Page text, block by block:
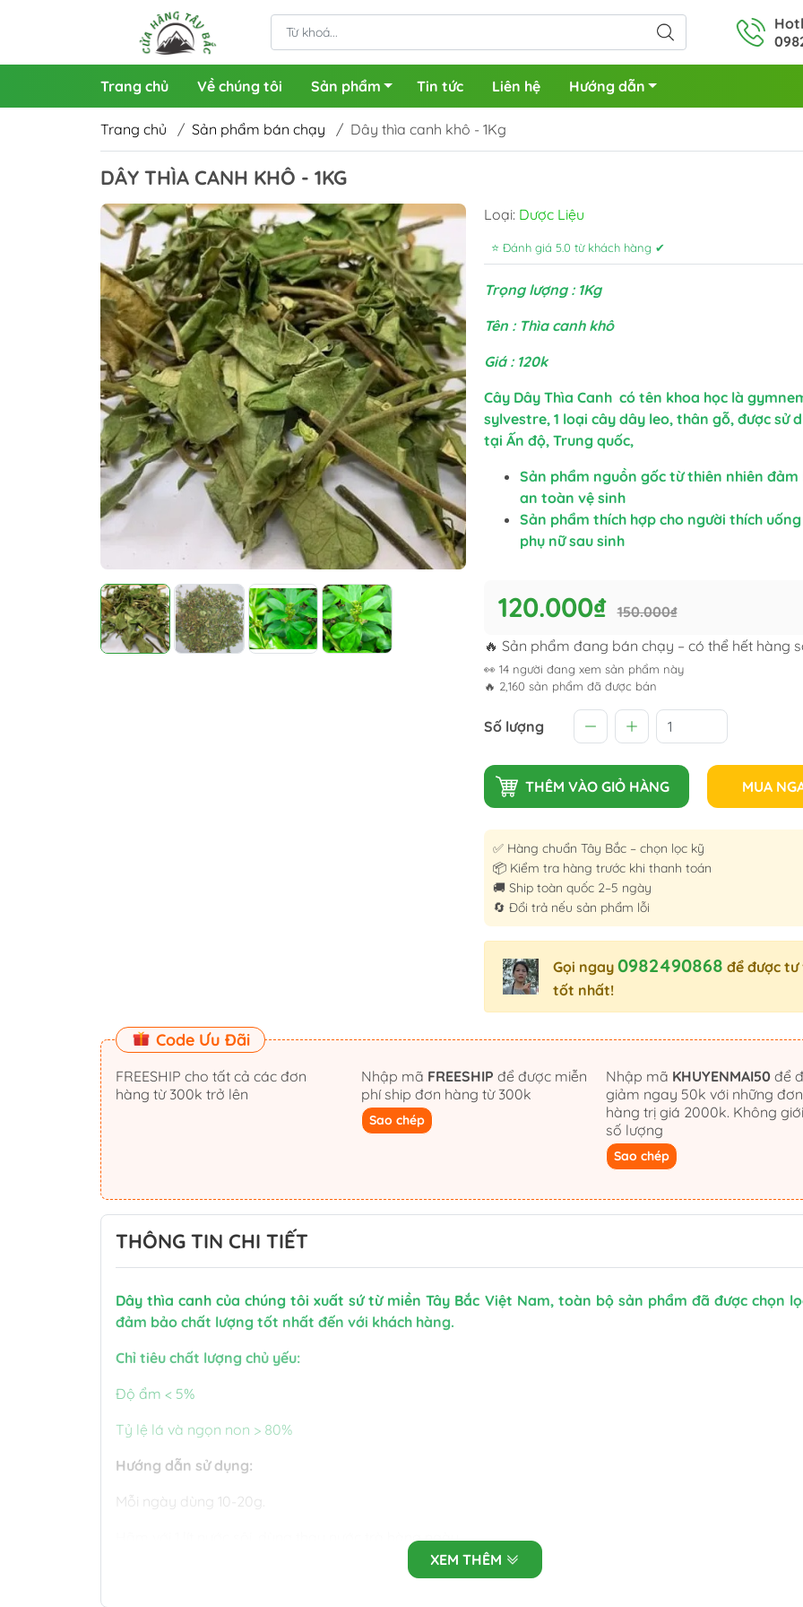
Trang chủ Về chúng tôi Sản phẩm Tin tức Liên hệ Hướng dẫn
Trang chủ / Sản phẩm bán chạy / Dây thìa canh khô - 1Kg
DÂY THÌA CANH KHÔ - 1KG
Loại: Dược Liệu
⭐ Đánh giá 5.0 từ khách hàng ✔
Trọng lượng : 1Kg
Tên : Thìa canh khô
Giá : 120k
Cây Dây Thìa Canh có tên khoa học là
sylvestre, 1 loại cây dây leo, thân gỗ, được sử
tại Ấn độ, Trung quốc,
Sản phẩm nguồn gốc từ thiên nhiên đảm
an toàn vệ sinh
Sản phẩm thích hợp cho người thích
phụ nữ sau sinh
120.000₫ 150.000₫
🔥 Sản phẩm đang bán chạy – có thể hết hàng
👀 14người đang xem sản phẩm này
🔥 2,160 sản phẩm đã được bán
Số lượng
THÊM VÀO GIỎ HÀNG MUA
✅ Hàng chuẩn Tây Bắc – chọn lọc kỹ
📦 Kiểm tra hàng trước khi thanh toán
🚚 Ship toàn quốc 2–5 ngày
🔄 Đổi trả nếu sản phẩm lỗi
Gọi ngay 0982490868 để được tư
tốt nhất!
Code Ưu Đãi
FREESHIP cho tất cả các đơn
hàng từ 300k trở lên
Nhập mã FREESHIP
phí ship đơn hàng từ 300k
Sao chép
Nhập mã KHUYENMAI50 để được
giảm ngay 50k với những đơn
hàng trị giá 2000k. Không
số lượng
Sao chép
THÔNG TIN CHI TIẾT
Dây thìa canh của chúng tôi xuất sứ từ miền Tây Bắc Việt Nam, toàn bộ sản phẩm đã được chọn
đảm bảo chất lượng tốt nhất đến với khách hàng.
Chỉ tiêu chất lượng chủ yếu:
Độ ẩm < 5%
Tỷ lệ lá và ngọn non > 80%
Hướng dẫn sử dụng:
Mỗi ngày dùng 10-20g.
Hãm với 1 lít nước sôi, dùng thay nước trà hàng ngày.
XEM THÊM